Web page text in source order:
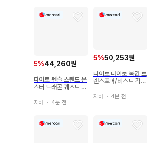
5%44,260원
다이토 펜슬 스탠드 몬
스터 드래곤 퀘스트 슬
치
지바 ・ 4분 전
5%50,253원
다이토 다이토 복권 트
랜스포머/비스트 각성
지바・ 4분 전